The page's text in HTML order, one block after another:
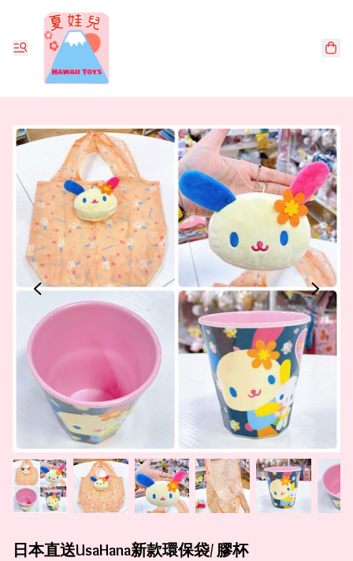
日本直送UsaHana新款環保袋/ 膠杯